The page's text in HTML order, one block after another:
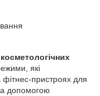
які
фітнес-пристроях для
допомогою